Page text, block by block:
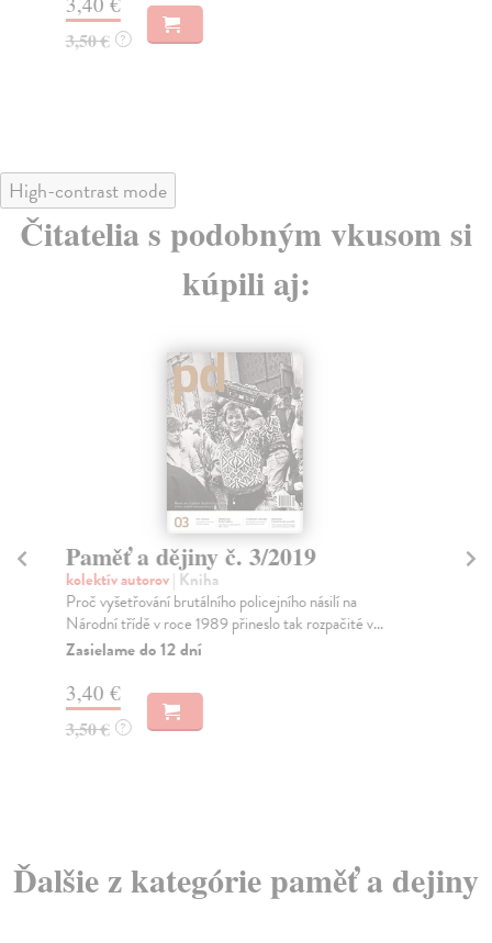
3,50 € ?
High-contrast mode
Čitatelia s podobným vkusom si
kúpili aj:
Paměť a dějiny č. 3/2019
kolektív autorov| Kniha
Proč vyšetřování brutálního policejního násilí na
Národní třídě v roce 1989 přineslo tak rozpačité v...
Zasielame do 12 dní
3,40 €
3,50 € ?
Ďalšie z kategórie paměť a dejiny